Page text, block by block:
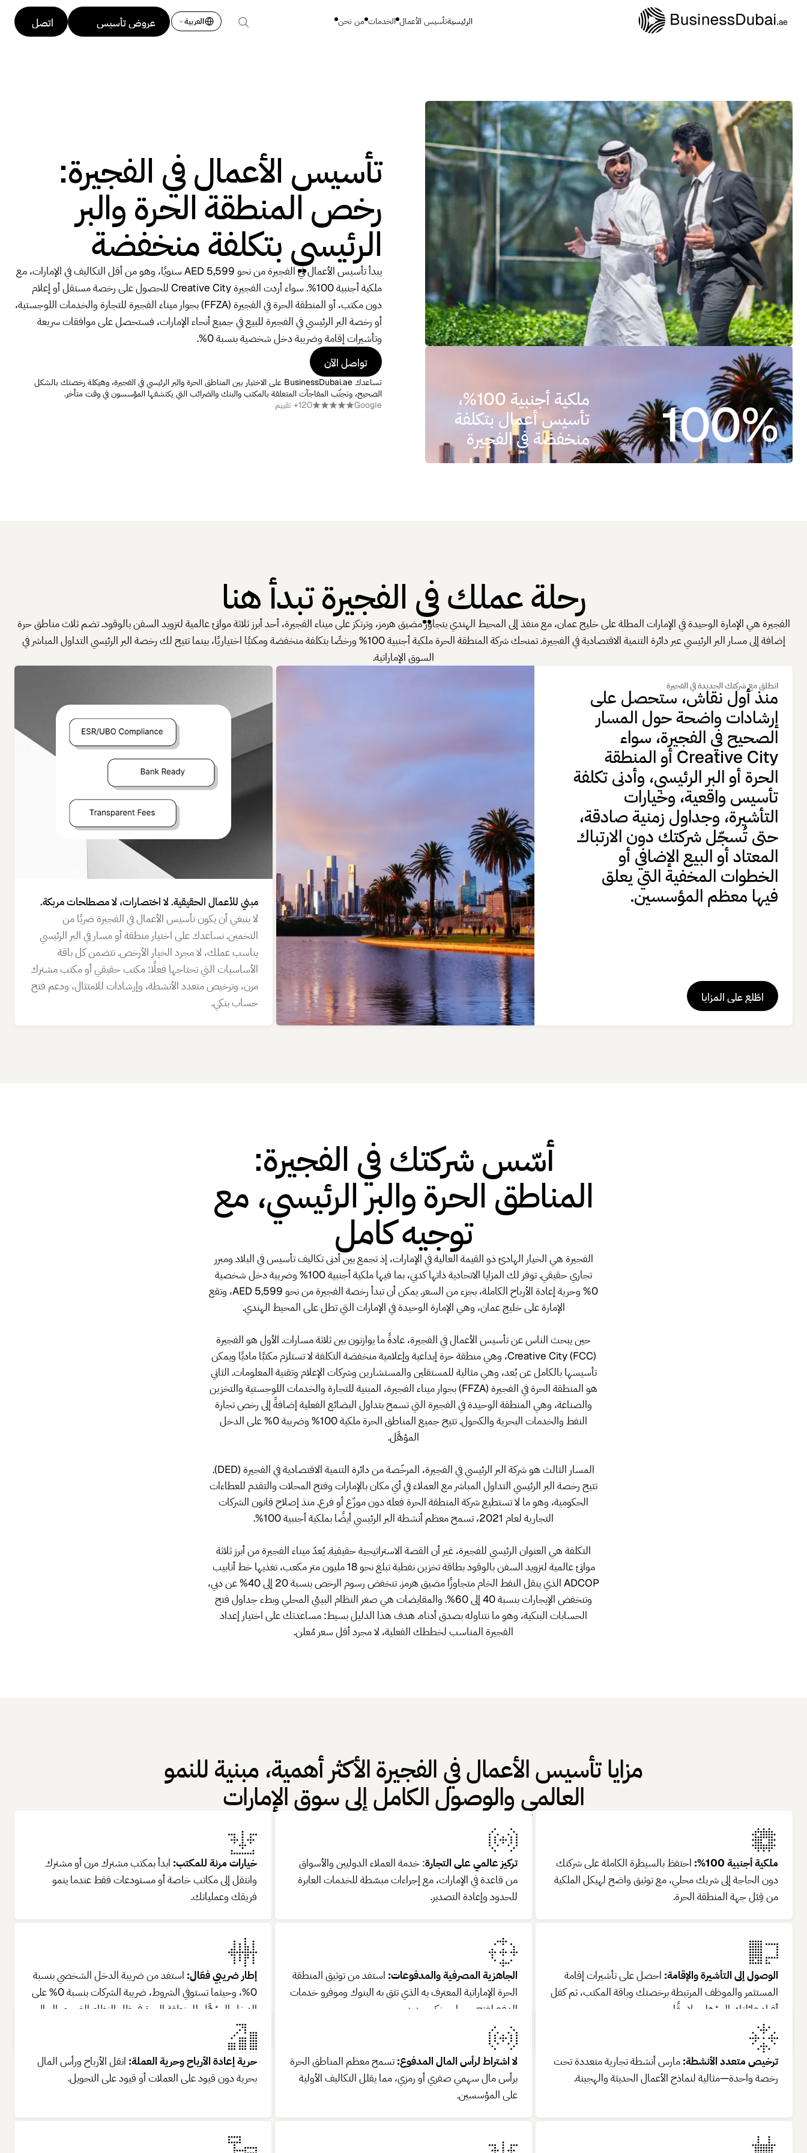
الرئيسيةتأسيس الأعمال الخدمات من نحن العربية
عروض تأسيس
الأعمال
اتصل
بنا
تأسيس الأعمال في الفجيرة:
رخص المنطقة الحرة والبر
الرئيسي بتكلفة منخفضة
يبدأ تأسيس الأعمال في الفجيرة من نحو AED 5,599 سنويًا، وهو من أقل التكاليف في الإمارات، مع
ملكية أجنبية 100%. سواء أردت الفجيرة Creative City للحصول على رخصة مستقل أو إعلام
دون مكتب، أو المنطقة الحرة في الفجيرة (FFZA) بجوار ميناء الفجيرة للتجارة والخدمات اللوجستية،
أو رخصة البر الرئيسي في الفجيرة للبيع في جميع أنحاء الإمارات، فستحصل على موافقات سريعة
وتأشيرات إقامة وضريبة دخل شخصية بنسبة 0%.
تواصل الآن
تواصل الآن
تساعدك BusinessDubai.ae على الاختيار بين المناطق الحرة والبر الرئيسي في الفجيرة، وهيكلة رخصتك بالشكل
الصحيح، وتجنّب المفاجآت المتعلقة بالمكتب والبنك والضرائب التي يكتشفها المؤسسون في وقت متأخر.
Google
120+ تقييم 100%
ملكية أجنبية 100%،
تأسيس أعمال بتكلفة
منخفضة في الفجيرة
رحلة عملك في الفجيرة تبدأ هنا
الفجيرة هي الإمارة الوحيدة في الإمارات المطلة على خليج عمان، مع منفذ إلى المحيط الهندي يتجاوز مضيق هرمز، وترتكز على ميناء الفجيرة، أحد أبرز ثلاثة موانئ عالمية لتزويد السفن بالوقود. تضم ثلاث مناطق حرة
إضافة إلى مسار البر الرئيسي عبر دائرة التنمية الاقتصادية في الفجيرة. تمنحك شركة المنطقة الحرة ملكية أجنبية 100% ورخصًا بتكلفة منخفضة ومكتبًا اختياريًا، بينما تتيح لك رخصة البر الرئيسي التداول المباشر في
السوق الإماراتية.
انطلق مع شركتك الجديدة في الفجيرة
منذ أول نقاش، ستحصل على
إرشادات واضحة حول المسار
الصحيح في الفجيرة، سواء
Creative City أو المنطقة
الحرة أو البر الرئيسي، وأدنى تكلفة
تأسيس واقعية، وخيارات
التأشيرة، وجداول زمنية صادقة،
حتى تُسجّل شركتك دون الارتباك
المعتاد أو البيع الإضافي أو
الخطوات المخفية التي يعلق
فيها معظم المؤسسين.
اطّلع على المزايا
اطّلع على المزايا
مبني للأعمال الحقيقية. لا اختصارات، لا مصطلحات مربكة.
لا ينبغي أن يكون تأسيس الأعمال في الفجيرة ضربًا من
التخمين. نساعدك على اختيار منطقة أو مسار في البر الرئيسي
يناسب عملك، لا مجرد الخيار الأرخص. تتضمن كل باقة
الأساسيات التي تحتاجها فعلًا: مكتب حقيقي أو مكتب مشترك
مرن، وترخيص متعدد الأنشطة، وإرشادات للامتثال، ودعم فتح
حساب بنكي.
أسّس شركتك في الفجيرة:
المناطق الحرة والبر الرئيسي، مع
توجيه كامل
الفجيرة هي الخيار الهادئ ذو القيمة العالية في الإمارات، إذ تجمع بين أدنى تكاليف تأسيس في البلاد ومبرر
تجاري حقيقي. توفر لك المزايا الاتحادية ذاتها كدبي، بما فيها ملكية أجنبية 100% وضريبة دخل شخصية
0% وحرية إعادة الأرباح الكاملة، بجزء من السعر. يمكن أن تبدأ رخصة الفجيرة من نحو AED 5,599، وتقع
الإمارة على خليج عمان، وهي الإمارة الوحيدة في الإمارات التي تطل على المحيط الهندي.
حين يبحث الناس عن تأسيس الأعمال في الفجيرة، عادةً ما يوازنون بين ثلاثة مسارات. الأول هو الفجيرة
Creative City (FCC)، وهي منطقة حرة إبداعية وإعلامية منخفضة التكلفة لا تستلزم مكتبًا ماديًا ويمكن
تأسيسها بالكامل عن بُعد، وهي مثالية للمستقلين والمستشارين وشركات الإعلام وتقنية المعلومات. الثاني
هو المنطقة الحرة في الفجيرة (FFZA) بجوار ميناء الفجيرة، المبنية للتجارة والخدمات اللوجستية والتخزين
والصناعة، وهي المنطقة الوحيدة في الفجيرة التي تسمح بتداول البضائع الفعلية إضافةً إلى رخص تجارة
النفط والخدمات البحرية والكحول. تتيح جميع المناطق الحرة ملكية 100% وضريبة 0% على الدخل
المؤهَّل.
المسار الثالث هو شركة البر الرئيسي في الفجيرة، المرخّصة من دائرة التنمية الاقتصادية في الفجيرة (DED).
تتيح رخصة البر الرئيسي التداول المباشر مع العملاء في أي مكان بالإمارات وفتح المحلات والتقدم للعطاءات
الحكومية، وهو ما لا تستطيع شركة المنطقة الحرة فعله دون موزّع أو فرع. منذ إصلاح قانون الشركات
التجارية لعام 2021، تسمح معظم أنشطة البر الرئيسي أيضًا بملكية أجنبية 100%.
التكلفة هي العنوان الرئيسي للفجيرة، غير أن القصة الاستراتيجية حقيقية. يُعدّ ميناء الفجيرة من أبرز ثلاثة
موانئ عالمية لتزويد السفن بالوقود بطاقة تخزين نفطية تبلغ نحو 18 مليون متر مكعب، تغذيها خط أنابيب
ADCOP الذي ينقل النفط الخام متجاوزًا مضيق هرمز. تنخفض رسوم الرخص بنسبة 20 إلى 40% عن دبي،
وتنخفض الإيجارات بنسبة 40 إلى 60%. والمقايضات هي صغر النظام البيئي المحلي وبطء جداول فتح
الحسابات البنكية، وهو ما نتناوله بصدق أدناه. هدف هذا الدليل بسيط: مساعدتك على اختيار إعداد
الفجيرة المناسب لخططك الفعلية، لا مجرد أقل سعر مُعلن.
مزايا تأسيس الأعمال في الفجيرة الأكثر أهمية، مبنية للنمو
العالمي والوصول الكامل إلى سوق الإمارات
ملكية أجنبية 100%:
احتفظ بالسيطرة الكاملة على شركتك
دون الحاجة إلى شريك محلي، مع توثيق واضح لهيكل الملكية
من قِبَل جهة المنطقة الحرة.
تركيز عالمي على التجارة: خدمة العملاء الدوليين والأسواق
من قاعدة في الإمارات، مع إجراءات مبسّطة للخدمات العابرة
للحدود وإعادة التصدير.
خيارات مرنة للمكتب: ابدأ بمكتب مشترك مرن أو مشترك
وانتقل إلى مكاتب خاصة أو مستودعات فقط عندما ينمو
فريقك وعملياتك.
الوصول إلى التأشيرة والإقامة: احصل على تأشيرات إقامة
المستثمر والموظف المرتبطة برخصتك وباقة المكتب، ثم كفل
أفراد عائلتك المؤهلين لاحقًا.
الجاهزية المصرفية والمدفوعات: استفد من توثيق المنطقة
الحرة الإماراتية المعترف به الذي تثق به البنوك وموفرو خدمات
الدفع لفتح حساب بنكي جديد.
إطار ضريبي فعّال: استفد من ضريبة الدخل الشخصي بنسبة
0%، وحيثما تستوفي الشروط، ضريبة الشركات بنسبة 0% على
الدخل المؤهَّل للمنطقة الحرة في ظل النظام الضريبي الحالي
للإمارات.​
ترخيص متعدد الأنشطة: مارس أنشطة تجارية متعددة تحت
رخصة واحدة—مثالية لنماذج الأعمال الحديثة والهجينة.
لا اشتراط لرأس المال المدفوع: تسمح معظم المناطق الحرة
برأس مال سهمي صفري أو رمزي، مما يقلل التكاليف الأولية
على المؤسسين.
حرية إعادة الأرباح وحرية العملة: انقل الأرباح ورأس المال
بحرية دون قيود على العملات أو قيود على التحويل.